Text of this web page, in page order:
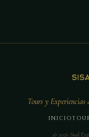
Tours y Experiencias
INICIO
© 2026 Sisal